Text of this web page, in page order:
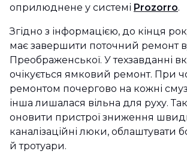
оприлюднене у системі Prozorro.
Згідно з інформацією, до кінця
має завершити поточний ремонт
Преображенської. У техзавданні
очікується ямковий ремонт. При
ремонтом почергово на кожні
інша лишалася вільна для руху.
оновити пристрої зниження
каналізаційні люки, облаштувати
й тротуари.